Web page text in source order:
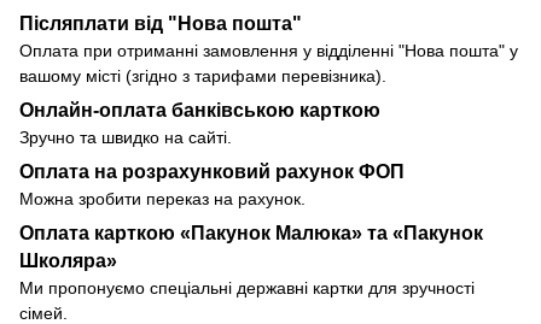
Післяплати від "Нова пошта"
Оплата при отриманні замовлення у відділенні "Нова пошта" у
вашому місті (згідно з тарифами перевізника).
Онлайн-оплата банківською карткою
Зручно та швидко на сайті.
Оплата на розрахунковий рахунок ФОП
Можна зробити переказ на рахунок.
Оплата карткою «Пакунок Малюка» та «Пакунок
Школяра»
Ми пропонуємо спеціальні державні картки для зручності
сімей.